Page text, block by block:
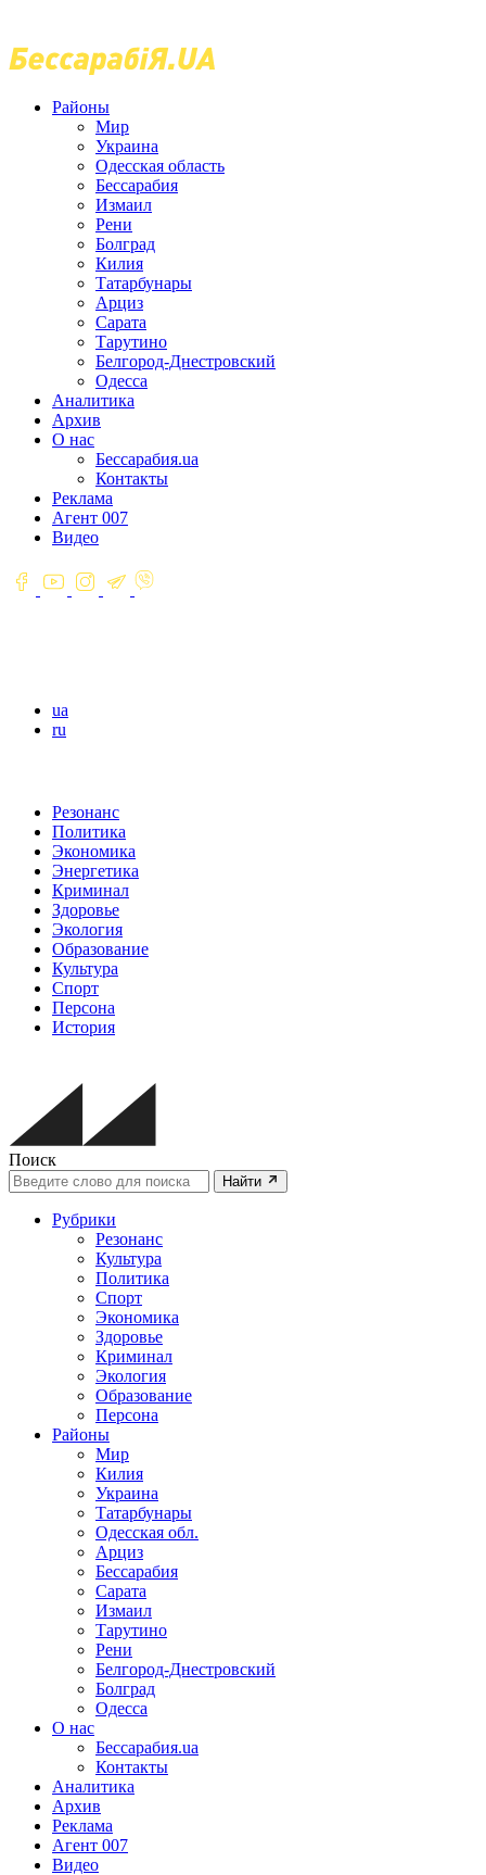
Районы
Мир
Украина
Одесская область
Бессарабия
Измаил
Рени
Болград
Килия
Татарбунары
Арциз
Сарата
Тарутино
Белгород-Днестровский
Одесса
Аналитика
Архив
О нас
Бессарабия.ua
Контакты
Реклама
Агент 007
Видео
ua
ru
Резонанс
Политика
Экономика
Энергетика
Криминал
Здоровье
Экология
Образование
Культура
Спорт
Персона
История
Поиск
Найти
Рубрики
Резонанс
Культура
Политика
Спорт
Экономика
Здоровье
Криминал
Экология
Образование
Персона
Районы
Мир
Килия
Украина
Татарбунары
Одесская обл.
Арциз
Бессарабия
Сарата
Измаил
Тарутино
Рени
Белгород-Днестровский
Болград
Одесса
О нас
Бессарабия.ua
Контакты
Аналитика
Архив
Реклама
Агент 007
Видео